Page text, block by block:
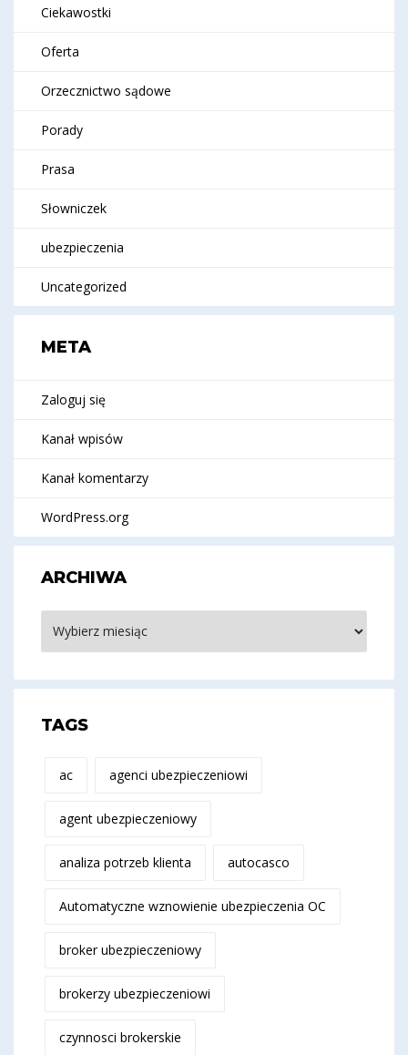
Ciekawostki
Oferta
Orzecznictwo sądowe
Porady
Prasa
Słowniczek
ubezpieczenia
Uncategorized
META
Zaloguj się
Kanał wpisów
Kanał komentarzy
WordPress.org
ARCHIWA
TAGS
ac agenci ubezpieczeniowi
agent ubezpieczeniowy
analiza potrzeb klienta autocasco
Automatyczne wznowienie ubezpieczenia OC
broker ubezpieczeniowy
brokerzy ubezpieczeniowi
czynnosci brokerskie